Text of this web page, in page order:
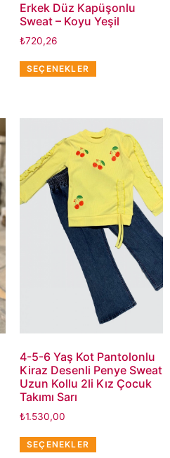
Erkek Düz Kapüşonlu
Sweat – Koyu Yeşil
₺720,26
SEÇENEKLER
4-5-6 Yaş Kot Pantolonlu
Kiraz Desenli Penye Sweat
Uzun Kollu 2li Kız Çocuk
Takımı Sarı
₺1.530,00
SEÇENEKLER